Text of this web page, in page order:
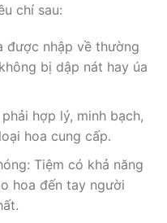
chí sau:
được nhập về thường
bị dập nát hay úa
hợp lý, minh bạch,
hoa cung cấp.
Tiệm có khả năng
hoa đến tay người